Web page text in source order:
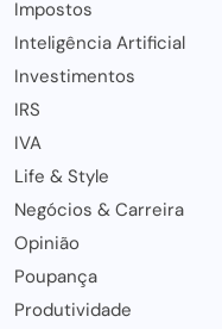
Impostos
Inteligência Artificial
Investimentos
IRS
IVA
Life & Style
Negócios & Carreira
Opinião
Poupança
Produtividade